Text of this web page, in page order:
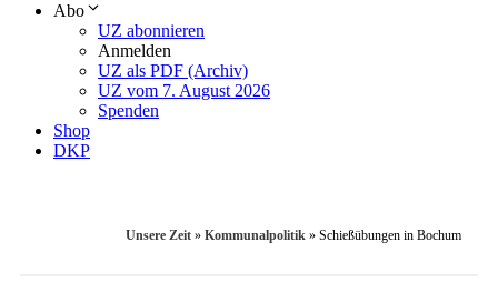
Abo
UZ abonnieren
Anmelden
UZ als PDF (Archiv)
UZ vom 7. August 2026
Spenden
Shop
DKP
Unsere Zeit » Kommunalpolitik » Schießübungen in Bochum